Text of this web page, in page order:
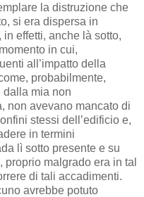
la distruzione che
si era dispersa in
effetti, anche là sotto,
in cui,
all’impatto della
probabilmente,
mia non
non avevano mancato di
stessi dell’edificio e,
in termini
lì sotto presente e su
malgrado era in tal
di tali accadimenti.
avrebbe potuto